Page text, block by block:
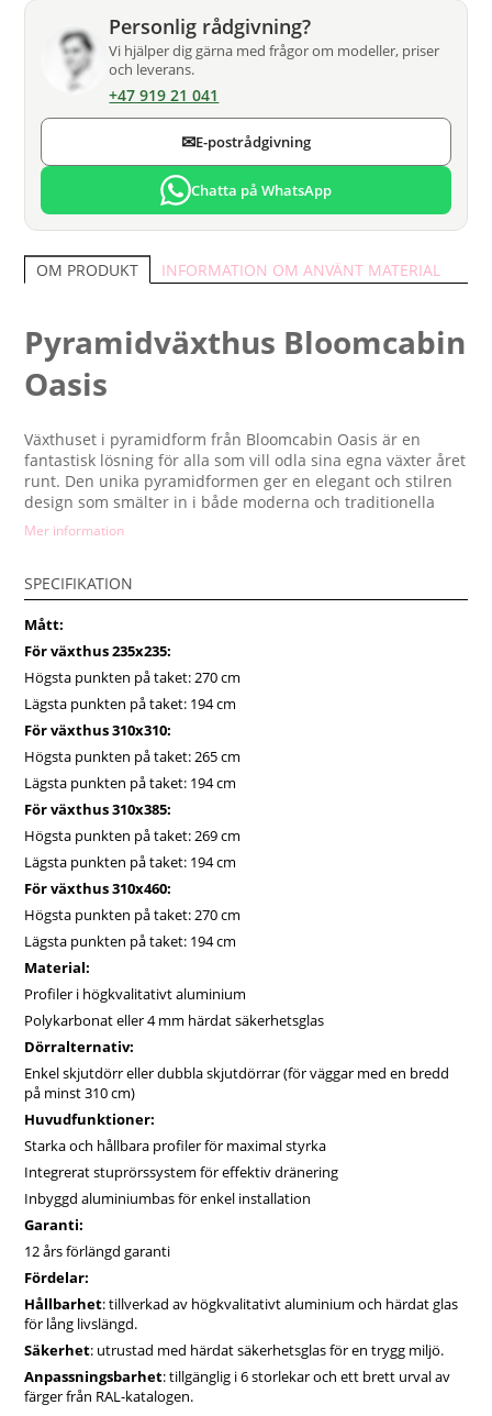
Personlig rådgivning?
Vi hjälper dig gärna med frågor om modeller, priser
och leverans.
+47 919 21 041
✉E-postrådgivning
Chatta på WhatsApp
OM PRODUKT INFORMATION OM ANVÄNT MATERIAL
Pyramidväxthus Bloomcabin
Oasis
Växthuset i pyramidform från Bloomcabin Oasis är en
fantastisk lösning för alla som vill odla sina egna växter året
runt. Den unika pyramidformen ger en elegant och stilren
design som smälter in i både moderna och traditionella
trädgårdar. Oavsett om du är en nybörjare eller en erfaren
Växthuset är byggt för att vara både funktionellt och
väderförhållanden och ger en stabil och säker miljö för dina
växter. Den pyramidformade designen gör att solens strålar
reflekteras effektivt in i växthuset, vilket skapar ett optimalt
ljusklimat för alla typer av växter, från blommor till
grönsaker.
vilket gör det både hållbart och väderbeständigt. Det
skyddar dina växter från vind, regn och snö, samtidigt som
det släpper in tillräckligt med ljus för att främja växttillväxt.
Takket vara den smarta konstruktionen, får du ett utrymme
där du kan odla året runt, oavsett klimat eller
väderförhållanden.
Detta växthus erbjuder också utmärkt luftcirkulation, vilket
är viktigt för att undvika överhettning och fuktproblem.
Genom att använda de senaste teknologierna och
materialen i produktionen har Bloomcabin Oasis säkerställt
känna dig trygg i vetskapen om att ditt växthus inte bara
ger dina växter en fantastisk plats att växa, utan också
hjälper till att bevara miljön.
Med växthuset från Bloomcabin Oasis får du också den
flexibilitet du behöver för att skapa din egen trädgårdsoas.
Den pyramidformade designen ger gott om utrymme, och
du vill odla grönsaker, blommor eller skapa en
vinterträdgård, kommer detta växthus att vara en fantastisk
tillgång för din trädgård.
Förbeställ ditt växthus idag och ta första steget mot att
skapa din drömträdgård!
Mer information
SPECIFIKATION
Mått:
För växthus 235x235:
Högsta punkten på taket: 270 cm
Lägsta punkten på taket: 194 cm
För växthus 310x310:
Högsta punkten på taket: 265 cm
Lägsta punkten på taket: 194 cm
För växthus 310x385:
Högsta punkten på taket: 269 cm
Lägsta punkten på taket: 194 cm
För växthus 310x460:
Högsta punkten på taket: 270 cm
Lägsta punkten på taket: 194 cm
Material:
Profiler i högkvalitativt aluminium
Polykarbonat eller 4 mm härdat säkerhetsglas
Dörralternativ:
Enkel skjutdörr eller dubbla skjutdörrar (för väggar med en bredd
på minst 310 cm)
Huvudfunktioner:
Starka och hållbara profiler för maximal styrka
Integrerat stuprörssystem för effektiv dränering
Inbyggd aluminiumbas för enkel installation
Garanti:
12 års förlängd garanti
Fördelar:
Hållbarhet: tillverkad av högkvalitativt aluminium och härdat glas
för lång livslängd.
Säkerhet: utrustad med härdat säkerhetsglas för en trygg miljö.
Anpassningsbarhet: tillgänglig i 6 storlekar och ett brett urval av
färger från RAL-katalogen.